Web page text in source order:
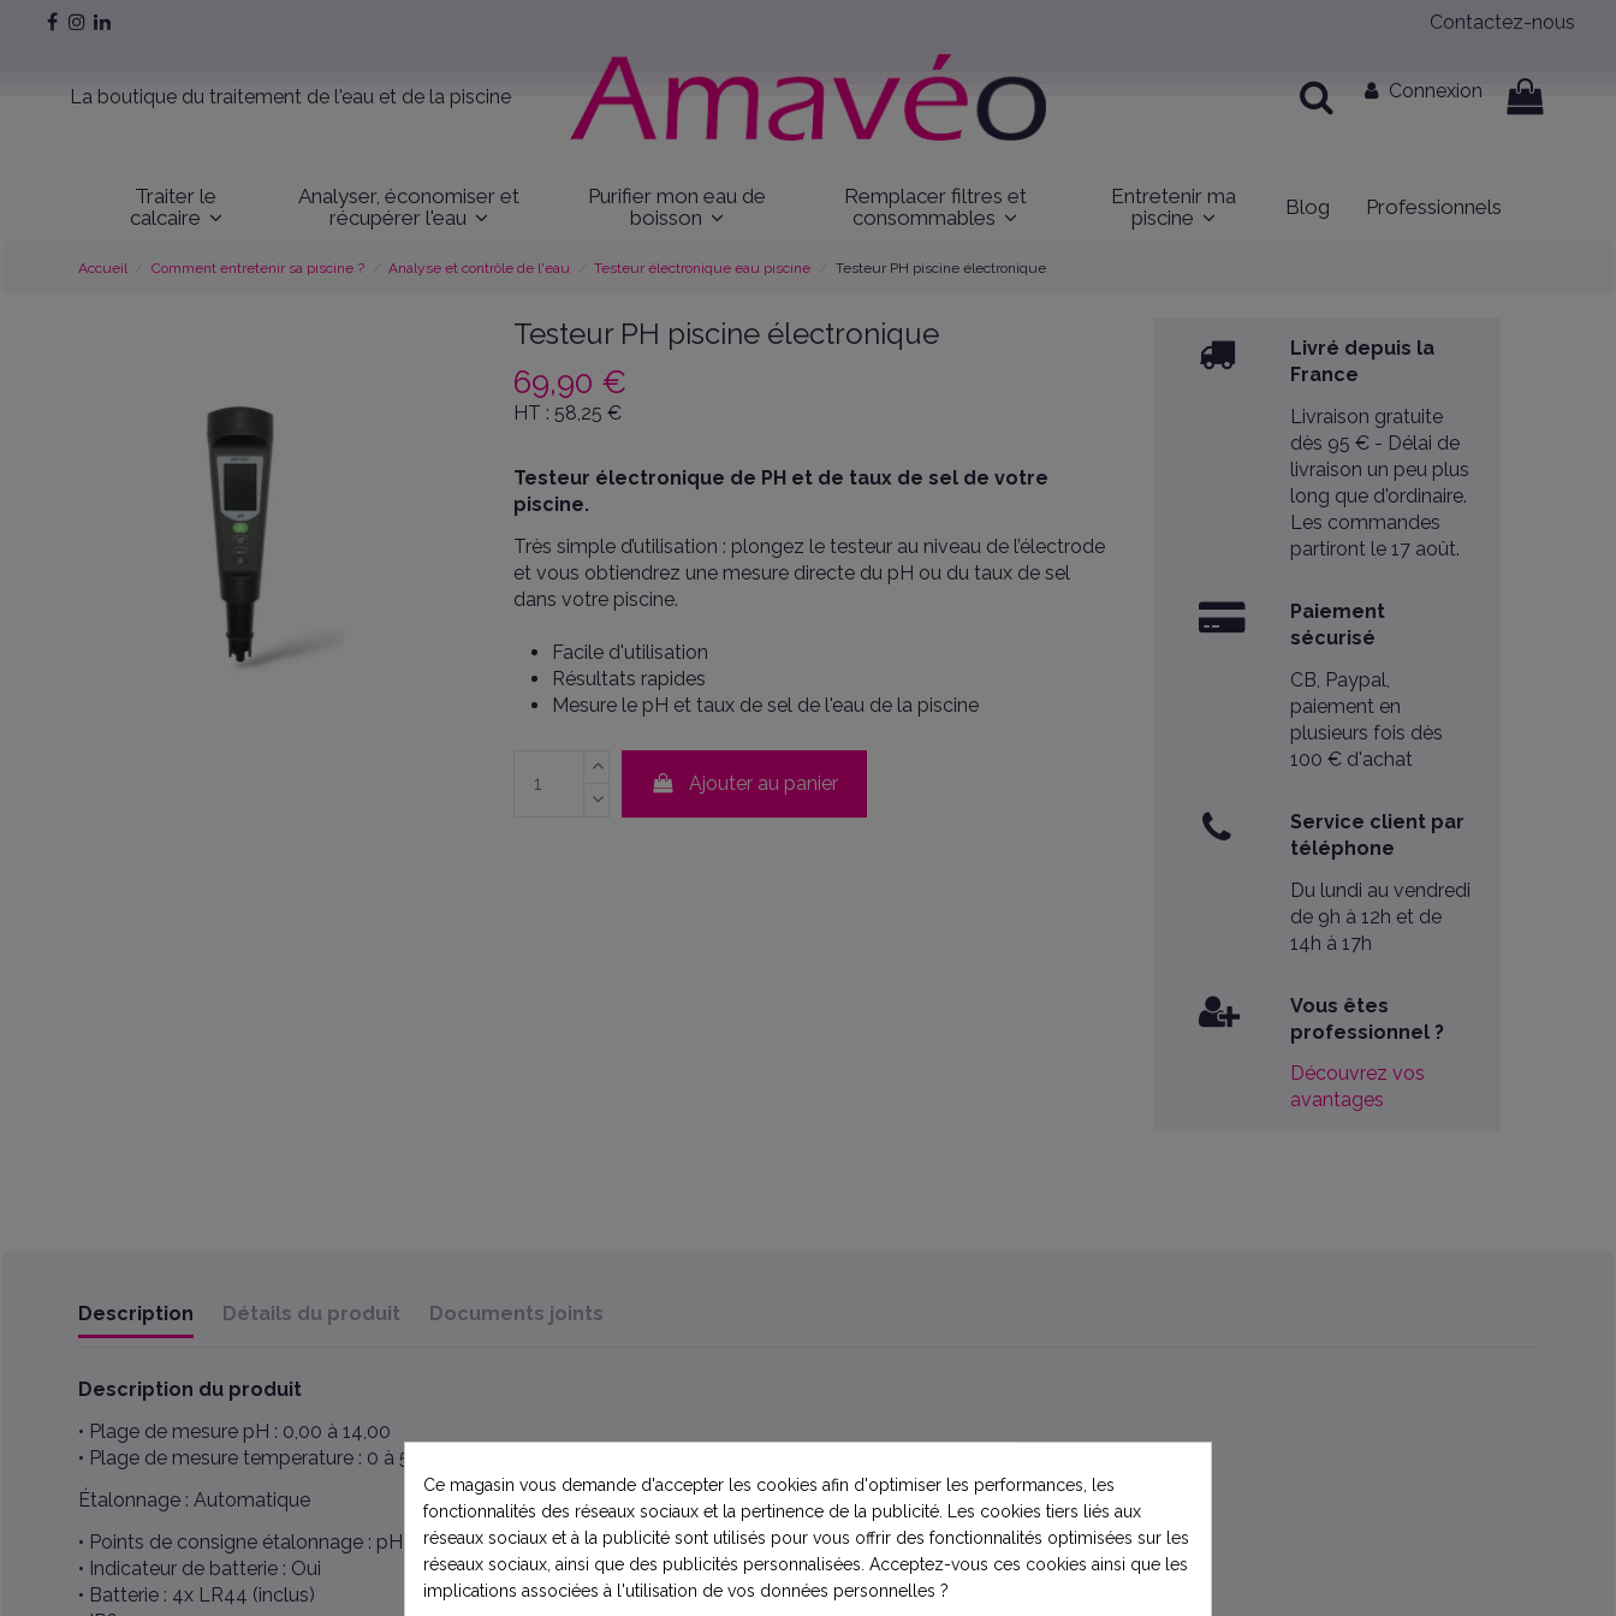
Contactez-nous
La boutique du traitement de l'eau et de la piscine Connexion
Traiter le
calcaire
Analyser, économiser et
récupérer l'eau
Purifier mon eau de
boisson
Remplacer filtres et
consommables
Entretenir ma
piscine
Blog Professionnels
Accueil Comment entretenir sa piscine ? Analyse et contrôle de l'eau Testeur électronique eau piscine Testeur PH piscine électronique
Testeur PH piscine électronique
69,90 €
HT : 58,25€
Testeur électronique de PH et de taux de sel de votre
piscine.
Très simple d’utilisation : plongez le testeur au niveau de l’électrode
et vous obtiendrez une mesure directe du pH ou du taux de sel
dans votre piscine.
Facile d'utilisation
Résultats rapides
Mesure le pH et taux de sel de l'eau de la piscine
Ajouter au panier
Livré depuis la
France
Livraison gratuite
dès 95 € - Délai de
livraison un peu plus
long que d'ordinaire.
Les commandes
partiront le 17 août.
Paiement
sécurisé
CB, Paypal,
paiement en
plusieurs fois dès
100 € d'achat
Service client par
téléphone
Du lundi au vendredi
de 9h à 12h et de
14h à 17h
Vous êtes
professionnel ?
Découvrez vos
avantages
Description Détails du produit Documents joints
Description du produit
• Plage de mesure pH : 0,00 à 14,00
• Plage de mesure temperature : 0 à 50°C
Étalonnage : Automatique
• Points de consigne étalonnage : pH 4.01 ou/et pH7.00 ou/et pH10.0
• Indicateur de batterie : Oui
• Batterie : 4x LR44 (inclus)
Ce magasin vous demande d'accepter les cookies afin d'optimiser les performances, les
fonctionnalités des réseaux sociaux et la pertinence de la publicité. Les cookies tiers liés aux
réseaux sociaux et à la publicité sont utilisés pour vous offrir des fonctionnalités optimisées sur les
réseaux sociaux, ainsi que des publicités personnalisées. Acceptez-vous ces cookies ainsi que les
implications associées à l'utilisation de vos données personnelles ?